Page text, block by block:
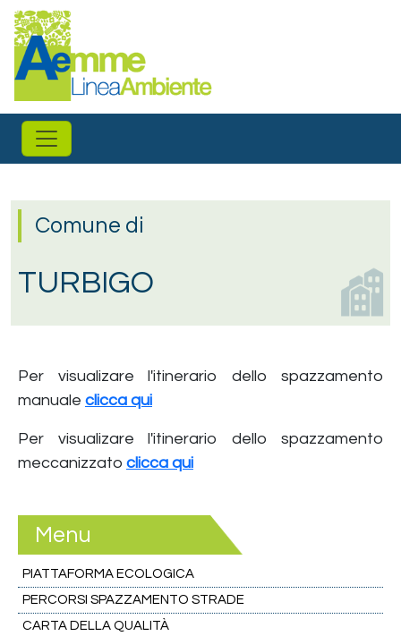
Salta al contenuto principale
Comune di
TURBIGO
Per visualizare l'itinerario dello spazzamento
manuale clicca qui
Per visualizare l'itinerario dello spazzamento
meccanizzato clicca qui
Menu
PIATTAFORMA ECOLOGICA
PERCORSI SPAZZAMENTO STRADE
CARTA DELLA QUALITÀ